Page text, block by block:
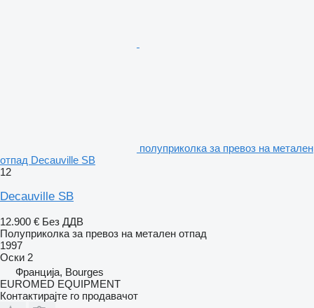
полуприколка за превоз на метален
отпад Decauville SB
12
Decauville SB
12.900 € Без ДДВ
Полуприколка за превоз на метален отпад
1997
Оски 2
Франција, Bourges
EUROMED EQUIPMENT
Контактирајте го продавачот